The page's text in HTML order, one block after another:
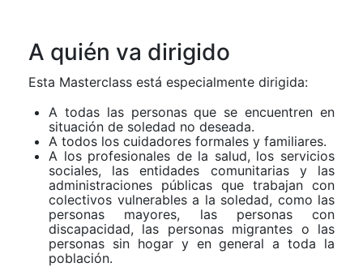
A quién va dirigido
Esta Masterclass está especialmente dirigida:
A todas las personas que se encuentren en
situación de soledad no deseada.
A todos los cuidadores formales y familiares.
A los profesionales de la salud, los servicios
sociales, las entidades comunitarias y las
administraciones públicas que trabajan con
colectivos vulnerables a la soledad, como las
personas mayores, las personas con
discapacidad, las personas migrantes o las
personas sin hogar y en general a toda la
población.